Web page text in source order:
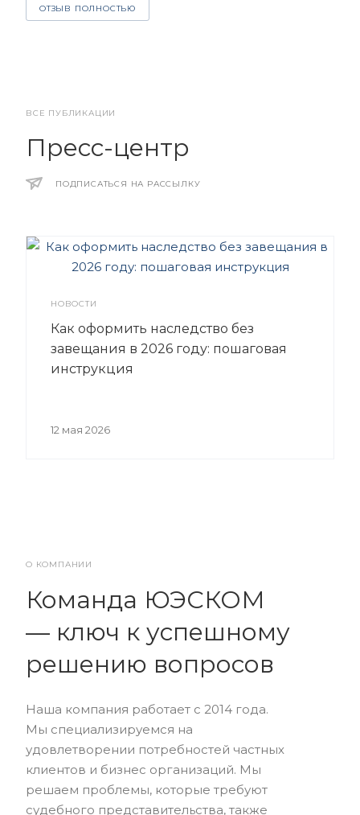
ОТЗЫВ ПОЛНОСТЬЮ
ВСЕ ПУБЛИКАЦИИ
Пресс-центр
ПОДПИСАТЬСЯ НА РАССЫЛКУ
НОВОСТИ
Как оформить наследство без
завещания в 2026 году: пошаговая
инструкция
12 мая 2026
О КОМПАНИИ
Команда ЮЭСКОМ
— ключ к успешному
решению вопросов
Наша компания работает с 2014 года.
Мы специализируемся на
удовлетворении потребностей частных
клиентов и бизнес организаций. Мы
решаем проблемы, которые требуют
судебного представительства, также